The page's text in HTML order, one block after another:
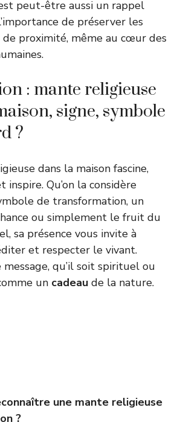
peut-être aussi un rappel
de préserver les
de proximité, même au cœur des
: mante religieuse
signe, symbole
?
dans la maison fascine,
inspire. Qu’on la considère
de transformation, un
ou simplement le fruit du
sa présence vous invite à
et respecter le vivant.
qu’il soit spirituel ou
un cadeau de la nature.
une mante religieuse
?